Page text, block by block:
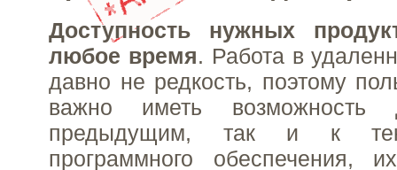
Доступность нужных
любое время. Работа в
давно не редкость, поэтому
важно иметь возможность
предыдущим, так и к
программного обеспечения,